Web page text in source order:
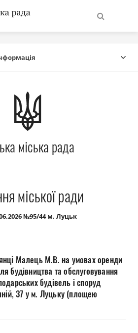
Про місто
Міська влада
Міська рада
інформація
Документи
міська рада
міської ради
№95/44 м. Луцьк
Малець М.В. на умовах оренди
будівництва та обслуговування
будівель і споруд
37 у м. Луцьку (площею